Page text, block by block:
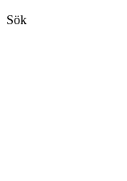
Sök